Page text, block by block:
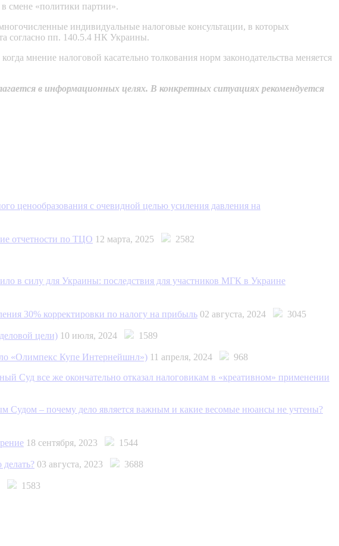
смене «политики партии».
индивидуальные налоговые консультации, в которых
согласно пп. 140.5.4 НК Украины.
мнение налоговой касательно толкования норм законодательства меняется
в информационных целях. В конкретных ситуациях рекомендуется
ценообразования с очевидной целью усиления давления на
отчетности по ТЦО 12 марта, 2025 2582
в силу для Украины: последствия для участников МГК в Украине
30% корректировки по налогу на прибыль 02 августа, 2024 3045
цели) 10 июля, 2024 1589
«Олимпекс Купе Интернейшнл») 11 апреля, 2024
968
Суд все же окончательно отказал налоговикам в «креативном» применении
Судом – почему дело является важным и какие весомые нюансы не учтены?
18 сентября, 2023 1544
03 августа, 2023 3688
1583